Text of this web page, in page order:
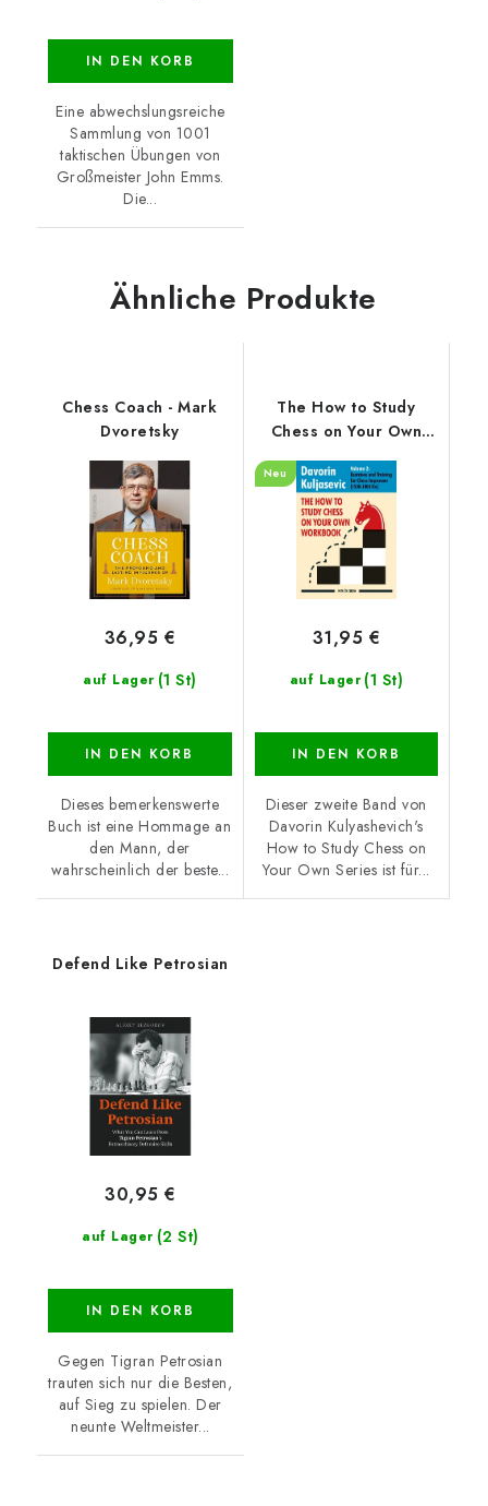
IN DEN KORB
Eine abwechslungsreiche
Sammlung von 1001
taktischen Übungen von
Großmeister John Emms.
Die...
Ähnliche Produkte
Chess Coach - Mark
Dvoretsky
auf Lager (1 St)
36,95 €
IN DEN KORB
Dieses bemerkenswerte
Buch ist eine Hommage an
den Mann, der
wahrscheinlich der beste...
The How to Study
Chess on Your Own
Workbook Volume 2
Neu
auf Lager (1 St)
31,95 €
IN DEN KORB
Dieser zweite Band von
Davorin Kulyashevich's
How to Study Chess on
Your Own Series ist für...
Defend Like Petrosian
auf Lager (2 St)
30,95 €
IN DEN KORB
Gegen Tigran Petrosian
trauten sich nur die Besten,
auf Sieg zu spielen. Der
neunte Weltmeister...